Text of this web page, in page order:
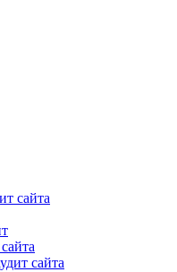
сайта
сайта